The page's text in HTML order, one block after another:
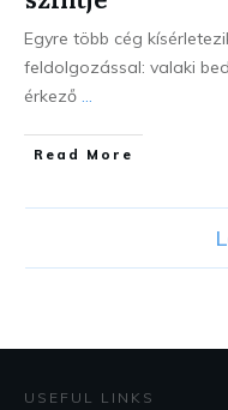
Egyre több cég
feldolgozással: valaki
érkező ...
Read More
USEFUL LINKS